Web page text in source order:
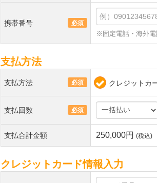
携帯番号 必須
※固定電話・海外電
支払方法
支払方法 必須 クレジットカ
支払回数 必須
支払合計金額 250,000円 (税込)
クレジットカード情報入力